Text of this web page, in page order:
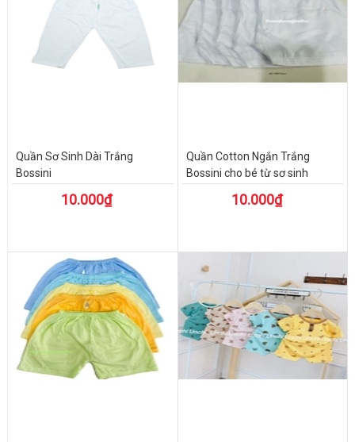
Quần Sơ Sinh Dài Trắng
Bossini
10.000₫
Quần Cotton Ngắn Trắng
Bossini cho bé từ sơ sinh
10.000₫